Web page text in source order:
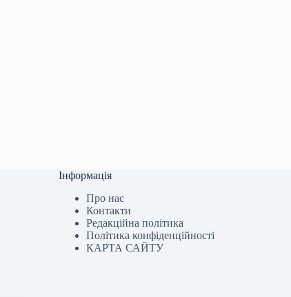
Інформація
Про нас
Контакти
Редакційна політика
Політика конфіденційності
КАРТА САЙТУ